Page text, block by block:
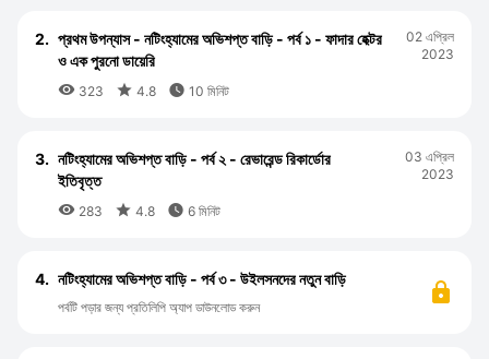
2. প্রথম উপন্যাস - নটিংহ্যামের অভিশপ্ত বাড়ি - পর্ব ১ - ফাদার হেক্টর
ও এক পুরনো ডায়েরি
 323  4.8  10 মিনিট
02 এপ্রিল
2023
3. নটিংহ্যামের অভিশপ্ত বাড়ি - পর্ব ২ - রেভারেন্ড রিকার্ডোর
ইতিবৃত্ত
 283  4.8  6 মিনিট
03 এপ্রিল
2023
4. নটিংহ্যামের অভিশপ্ত বাড়ি - পর্ব ৩ - উইলসনদের নতুন বাড়ি
পর্বটি পড়ার জন্য প্রতিলিপি অ্যাপ ডাউনলোড করুন